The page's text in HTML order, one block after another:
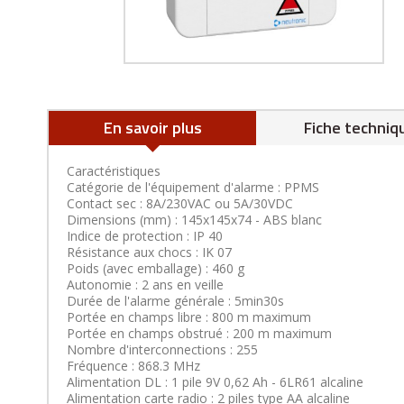
En savoir plus Fiche
Caractéristiques
Catégorie de l'équipement d'alarme : PPMS
Contact sec : 8A/230VAC ou 5A/30VDC
Dimensions (mm) : 145x145x74 - ABS blanc
Indice de protection : IP 40
Résistance aux chocs : IK 07
Poids (avec emballage) : 460 g
Autonomie : 2 ans en veille
Durée de l'alarme générale : 5min30s
Portée en champs libre : 800 m maximum
Portée en champs obstrué : 200 m maximum
Nombre d'interconnections : 255
Fréquence : 868.3 MHz
Alimentation DL : 1 pile 9V 0,62 Ah - 6LR61 alcaline
Alimentation carte radio : 2 piles type AA alcaline